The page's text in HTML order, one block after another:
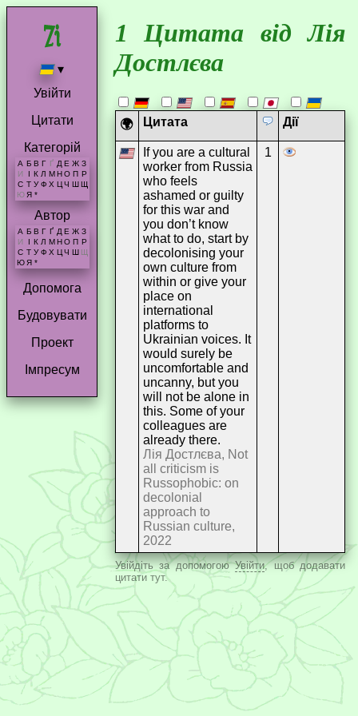
▾
Увійти
Цитати
Категорій
А Б В Г Ґ Д Е Ж З
И
І К Л М Н О П Р
С Т У Ф Х Ц Ч Ш Щ
Ю Я *
Автор
А Б В Г Ґ Д Е Ж З
И
К Л М Н О П Р
С Т У Ф Х Ц Ч Ш Щ
Ю Я *
Допомога
Будовувати
Проект
Імпресум
1 Цитата від Лія
Достлєва
🌍 Цитата Дії
If you are a cultural
worker from Russia
who feels
ashamed or guilty
for this war and
you don’t know
what to do, start by
decolonising your
own culture from
within or give your
place on
international
platforms to
Ukrainian voices. It
would surely be
uncomfortable and
uncanny, but you
will not be alone in
this. Some of your
colleagues are
already there.
Лія Достлєва, Not
all criticism is
Russophobic: on
decolonial
approach to
Russian culture,
2022
1
Увійдіть за допомогоюУвійти, щоб додавати
цитати тут.